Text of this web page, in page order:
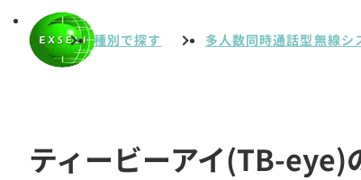
種別で探す 多人数同時通話型無線シ
ティービーアイ(TB-eye)